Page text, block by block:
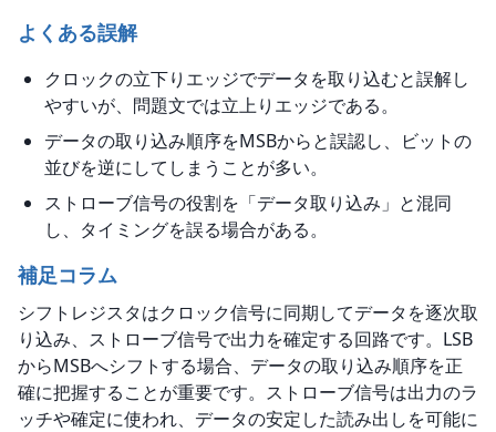
よくある誤解
クロックの立下りエッジでデータを取り込むと誤解し
やすいが、問題文では立上りエッジである。
データの取り込み順序をMSBからと誤認し、ビットの
並びを逆にしてしまうことが多い。
ストローブ信号の役割を「データ取り込み」と混同
し、タイミングを誤る場合がある。
補足コラム
シフトレジスタはクロック信号に同期してデータを逐次取
り込み、ストローブ信号で出力を確定する回路です。LSB
からMSBへシフトする場合、データの取り込み順序を正
確に把握することが重要です。ストローブ信号は出力のラ
ッチや確定に使われ、データの安定した読み出しを可能に